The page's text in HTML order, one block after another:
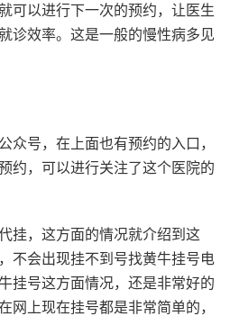
可以进行下一次的预约，让医生
诊效率。这是一般的慢性病多见
众号，在上面也有预约的入口，
约，可以进行关注了这个医院的
挂， 这方面的情况就介绍到这
不会出现挂不到号找黄牛挂号电
挂号这方面情况，还是非常好的
网上现在挂号都是非常简单的，